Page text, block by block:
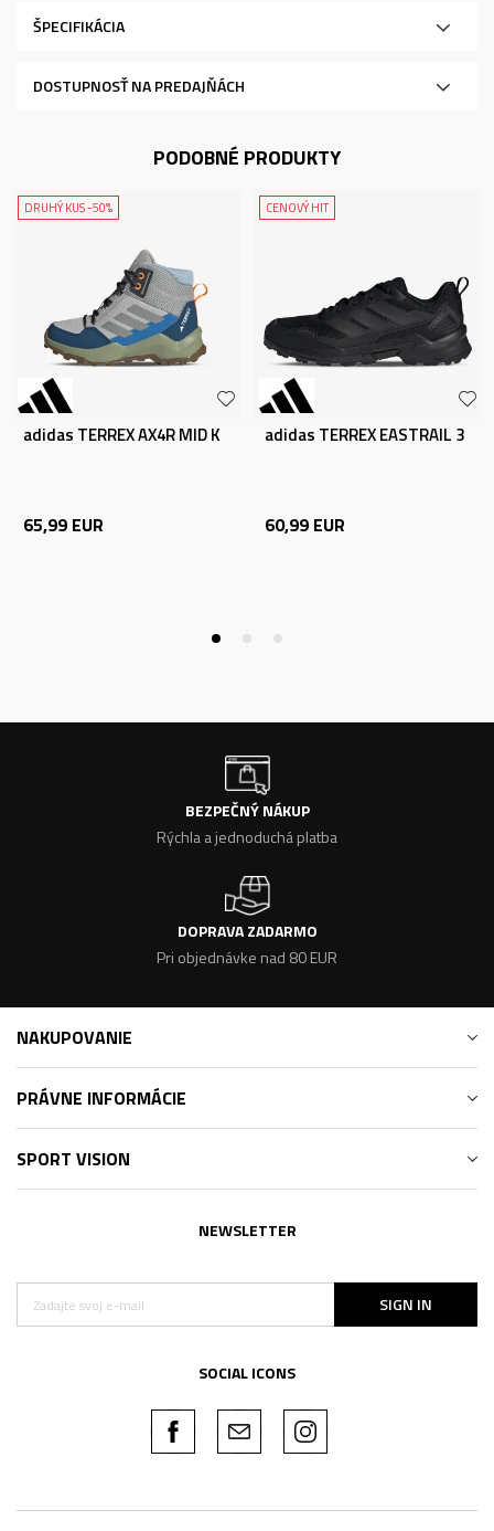
ŠPECIFIKÁCIA
DOSTUPNOSŤ NA PREDAJŇÁCH
PODOBNÉ PRODUKTY
DRUHÝ KUS -50%
adidas TERREX AX4R MID K
65,99 EUR
CENOVÝ HIT
adidas TERREX EASTRAIL 3
60,99 EUR
BEZPEČNÝ NÁKUP
Rýchla a jednoduchá platba
DOPRAVA ZADARMO
Pri objednávke nad 80 EUR
NAKUPOVANIE
PRÁVNE INFORMÁCIE
SPORT VISION
NEWSLETTER
SIGN IN
SOCIAL ICONS